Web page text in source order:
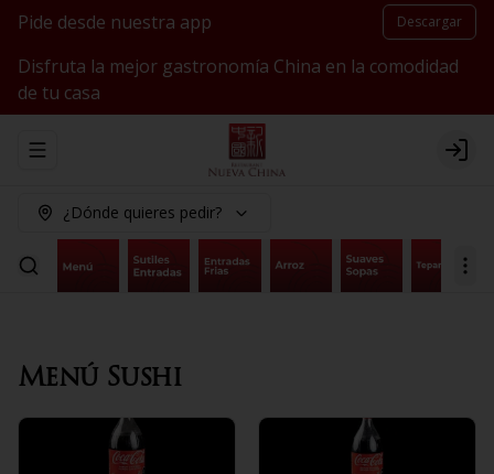
Pide desde nuestra app Descargar
Disfruta la mejor gastronomía China en la comodidad
de tu casa
Abrir menu de navegación Login
¿Dónde quieres pedir?
Menú Sushi